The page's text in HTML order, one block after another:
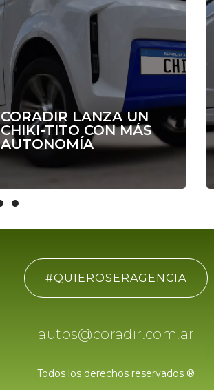
CORADIR LANZA UN
CHIKI-TITO CON MÁS
AUTONOMÍA
#QUIEROSERAGENCIA
autos@coradir.com.ar
Todos los derechos reservados ®